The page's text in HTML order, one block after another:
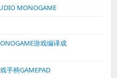
MONOGAME
游戏编译成
手柄GAMEPAD